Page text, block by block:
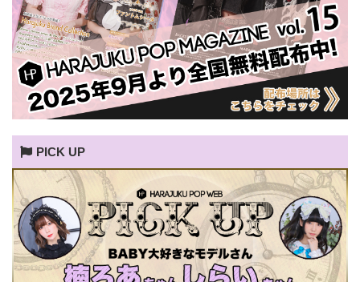
PICK UP